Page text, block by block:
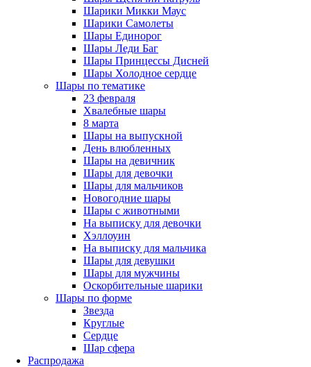
Шарики Микки Маус
Шарики Самолеты
Шары Единорог
Шары Леди Баг
Шары Принцессы Дисней
Шары Холодное сердце
Шары по тематике
23 февраля
Хвалебные шары
8 марта
Шары на выпускной
День влюбленных
Шары на девичник
Шары для девочки
Шары для мальчиков
Новогодние шары
Шары с животными
На выписку для девочки
Хэллоуин
На выписку для мальчика
Шары для девушки
Шары для мужчины
Оскорбительные шарики
Шары по форме
Звезда
Круглые
Сердце
Шар сфера
Распродажа